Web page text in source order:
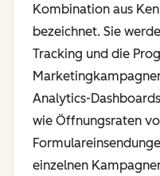
Kombination aus
bezeichnet. Sie
Tracking und die
Analytics-
wie Öffnungsraten
einzelnen